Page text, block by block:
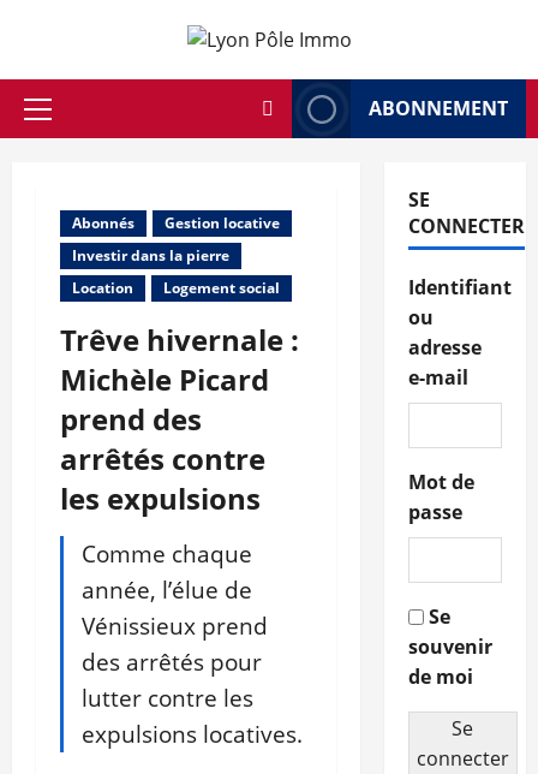
contenu
Menu
ABONNEMENT
Abonnés
Gestion locative
Investir dans la pierre
Location
Logement social
Trêve hivernale :
Michèle Picard
prend des
arrêtés contre
les expulsions
Comme chaque
année, l’élue de
Vénissieux prend
des arrêtés pour
lutter contre les
expulsions locatives.
SE
CONNECTER
Identifiant
ou
adresse
e-mail
Mot de
passe
Se
souvenir
de moi
Se
connecter